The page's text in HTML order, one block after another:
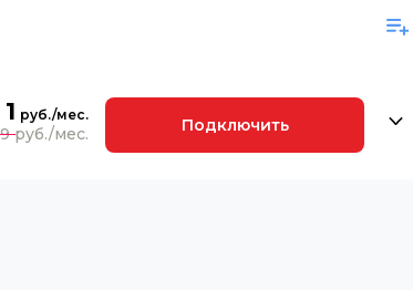
1 Подключить